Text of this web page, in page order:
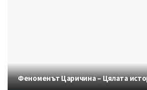
Феноменът Царичина – Цялата